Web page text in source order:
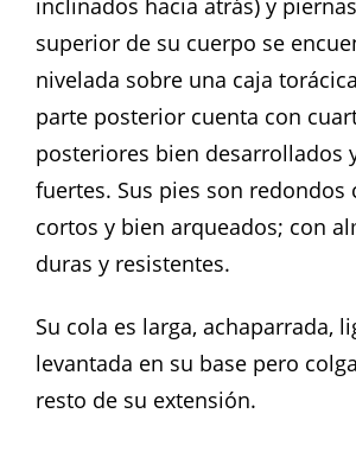
inclinados hacia atrás) y
superior de su cuerpo se
nivelada sobre una caja
parte posterior cuenta con
posteriores bien desarrollados
fuertes. Sus pies son redondos
cortos y bien arqueados; con
duras y resistentes.
Su cola es larga, achaparrada,
levantada en su base pero
resto de su extensión.